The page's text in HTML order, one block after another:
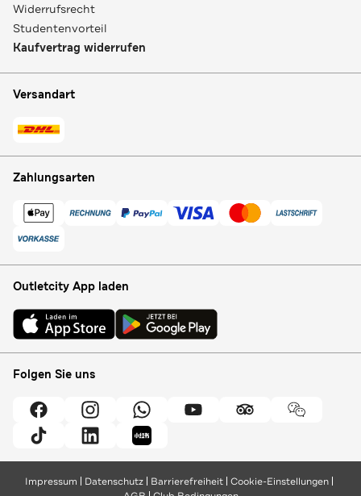
Widerrufsrecht
Studentenvorteil
Kaufvertrag widerrufen
Versandart
Zahlungsarten
Outletcity App laden
Folgen Sie uns
Impressum Datenschutz Barrierefreiheit Cookie-Einstellungen